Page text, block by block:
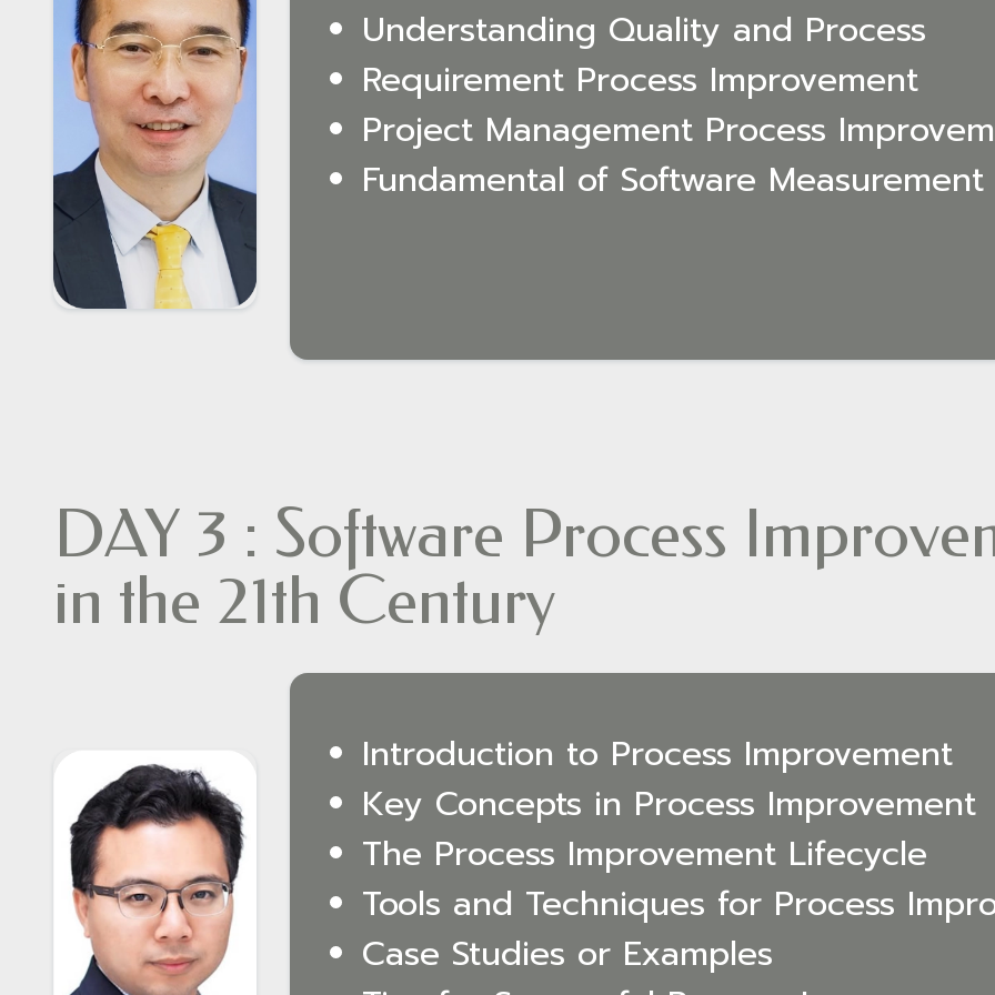
Understanding Quality and Process
Requirement Process Improvement
Project Management Process
Fundamental of Software Measurement
DAY 3 : Software Process
in the 21th Century
Introduction to Process Improvement
Key Concepts in Process Improvement
The Process Improvement Lifecycle
Tools and Techniques for Process
Case Studies or Examples